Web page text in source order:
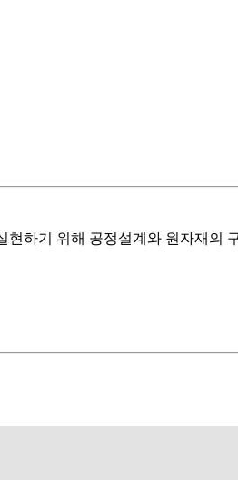
하기 위해 공정설계와 원자재의